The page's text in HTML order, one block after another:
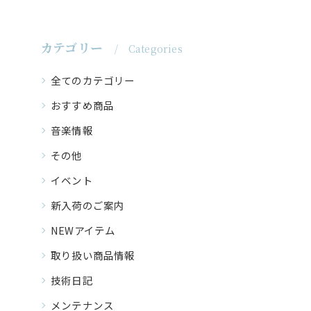
カテゴリー Categories
全てのカテゴリー
おすすめ商品
音楽情報
その他
イベント
新入荷のご案内
NEWアイテム
取り扱い商品情報
技術日記
メンテナンス